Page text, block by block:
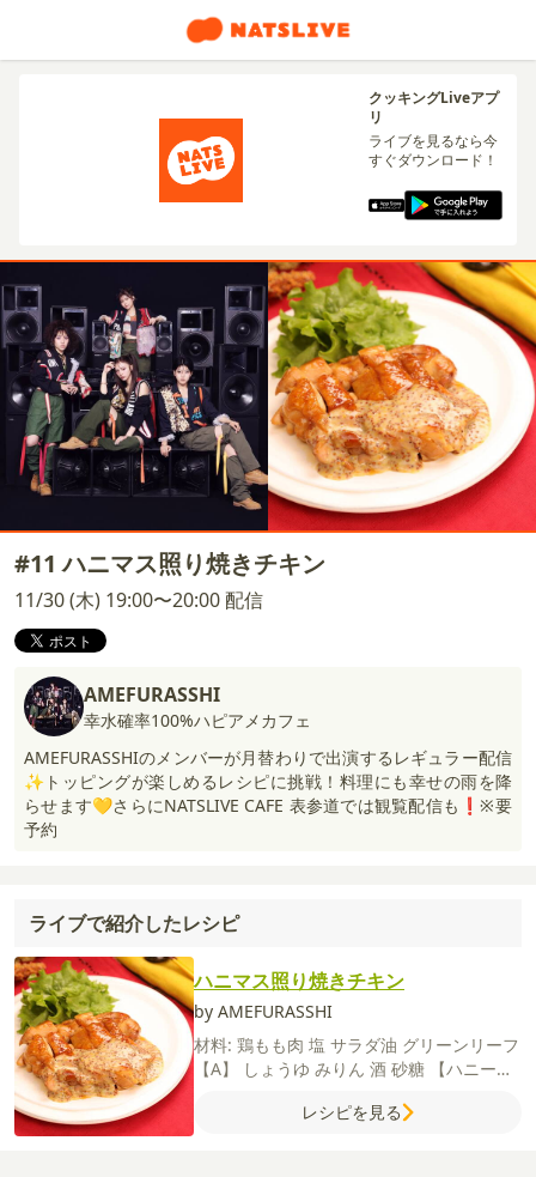
クッキングLiveアプ
リ
ライブを見るなら今
すぐダウンロード！
#11 ハニマス照り焼きチキン
11/30 (木) 19:00〜20:00 配信
AMEFURASSHI
幸水確率100%ハピアメカフェ
AMEFURASSHIのメンバーが月替わりで出演するレギュラー配信
✨トッピングが楽しめるレシピに挑戦！料理にも幸せの雨を降
らせます💛さらにNATSLIVE CAFE 表参道では観覧配信も❗️※要
予約
ライブで紹介したレシピ
ハニマス照り焼きチキン
by AMEFURASSHI
材料: 鶏もも肉 塩 サラダ油 グリーンリーフ
【A】
しょうゆ みりん 酒 砂糖
【ハニーマ
牛乳レシピを見る